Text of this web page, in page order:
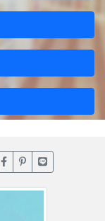
臉書分享(另開新視窗)
噗浪分享(另開新
Line分享(另